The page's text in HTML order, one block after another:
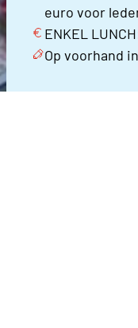
euro voor
ENKEL
Op voorhand